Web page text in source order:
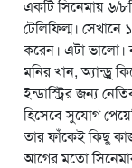
একটি সিনেমায় ৬/
টেলিফিল্ম।
করেন। এটা ভালো।
মনির খান, অ্যান্ড্রু
ইন্ডাস্ট্রির জন্য
হিসেবে সুযোগ
তার ফাঁকেই কিছু
আগের মতো